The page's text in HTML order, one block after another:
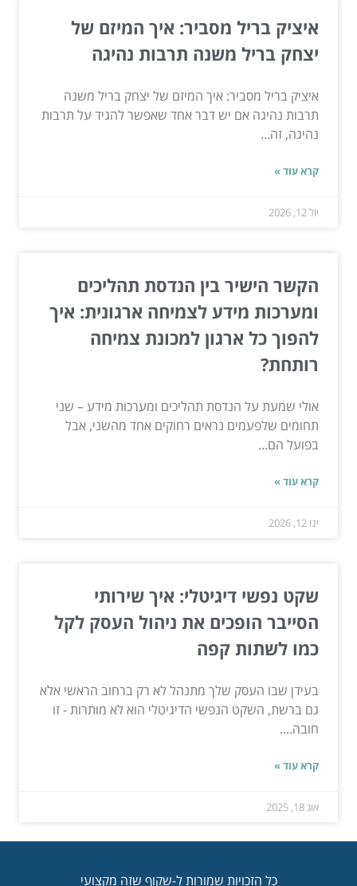
איציק בריל מסביר: איך המיזם של
יצחק בריל משנה תרבות נהיגה
איציק בריל מסביר: איך המיזם של יצחק בריל משנה
תרבות נהיגה אם יש דבר אחד שאפשר להגיד על תרבות
נהיגה, זה...
קרא עוד »
יול 12, 2026
הקשר הישיר בין הנדסת תהליכים
ומערכות מידע לצמיחה ארגונית: איך
להפוך כל ארגון למכונת צמיחה
רותחת?
אולי שמעת על הנדסת תהליכים ומערכות מידע – שני
תחומים שלפעמים נראים רחוקים אחד מהשני, אבל
בפועל הם...
קרא עוד »
ינו 12, 2026
שקט נפשי דיגיטלי: איך שירותי
הסייבר הופכים את ניהול העסק לקל
כמו לשתות קפה
בעידן שבו העסק שלך מתנהל לא רק ברחוב הראשי אלא
גם ברשת, השקט הנפשי הדיגיטלי הוא לא מותרות - זו
חובה....
קרא עוד »
אוג 18, 2025
כל הזכויות שמורות ל-שקוף שזה מקצועי